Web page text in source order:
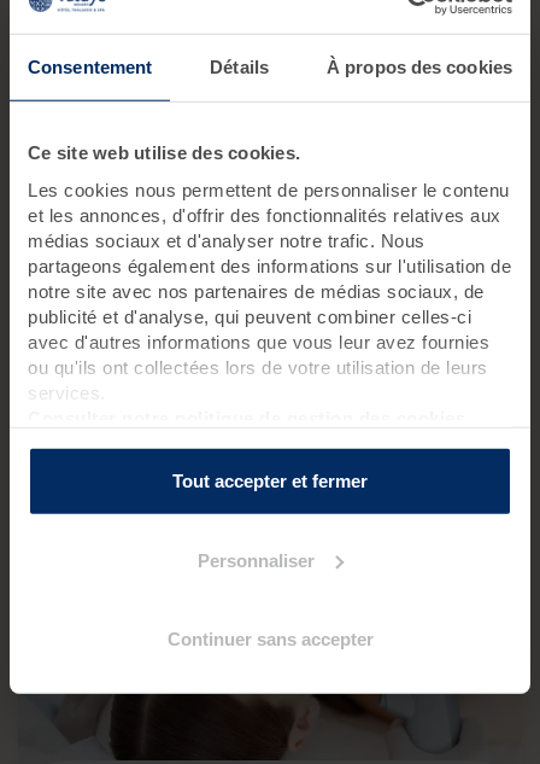
Consentement Détails À propos des cookies
Ce site web utilise des cookies.
Les cookies nous permettent de personnaliser le contenu
et les annonces, d'offrir des fonctionnalités relatives aux
médias sociaux et d'analyser notre trafic. Nous
partageons également des informations sur l'utilisation de
notre site avec nos partenaires de médias sociaux, de
publicité et d'analyse, qui peuvent combiner celles-ci
avec d'autres informations que vous leur avez fournies
ou qu'ils ont collectées lors de votre utilisation de leurs
services.
Tout accepter et fermer
Personnaliser
Continuer sans accepter
Protocole BoLCA+
tonicité et l’élasticité de leur peau, hydrater et lisser
leurs rides ou lutter contre les effets du tabac ou du
soleil.
45 minutes
Uniquement à Roscoff
250 €